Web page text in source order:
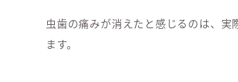
虫歯の痛みが消えたと感じるのは、
ます。